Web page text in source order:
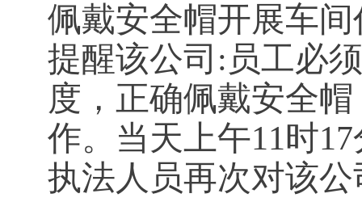
佩戴安全帽开展车
提醒该公司:员工必
度，正确佩戴安全
作。当天上午11时
执法人员再次对该